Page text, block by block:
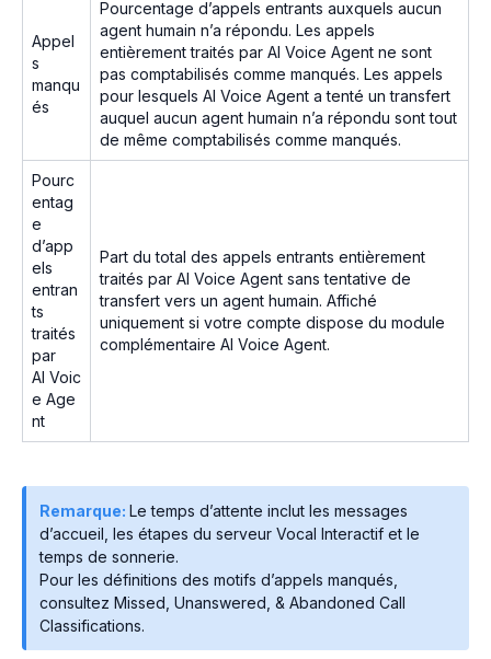
Appel
s
manqu
és
Pourcentage d’appels entrants auxquels aucun
agent humain n’a répondu. Les appels
entièrement traités par AI Voice Agent ne sont
pas comptabilisés comme manqués. Les appels
pour lesquels AI Voice Agent a tenté un transfert
auquel aucun agent humain n’a répondu sont tout
de même comptabilisés comme manqués.
Pourc
entag
e
d’app
els
entran
ts
traités
par
AI Voic
e Age
nt
Part du total des appels entrants entièrement
traités par AI Voice Agent sans tentative de
transfert vers un agent humain. Affiché
uniquement si votre compte dispose du module
complémentaire AI Voice Agent.
Remarque: Le temps d’attente inclut les messages
d’accueil, les étapes du serveur Vocal Interactif et le
temps de sonnerie.
Pour les définitions des motifs d’appels manqués,
consultez Missed, Unanswered, & Abandoned Call
Classifications.